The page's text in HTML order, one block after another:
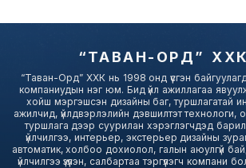
“ТАВАН-ОРД”
“Таван-Орд” ХХК нь 1998 онд үүсгэн
компаниудын нэг юм. Бид үйл ажиллагаа
хойш мэргэшсэн дизайны баг, туршлагатай
ажилчид, үйлдвэрлэлийн дэвшилтэт технологи,
туршлага дээр суурилан хэрэглэгчдэд
үйлчилгээ, интерьер, экстерьер дизайны
автоматик, холбоо дохиолол, галын аюулгүй
үйлчилгээ үзүүлэн, салбартаа тэргүүлэгч